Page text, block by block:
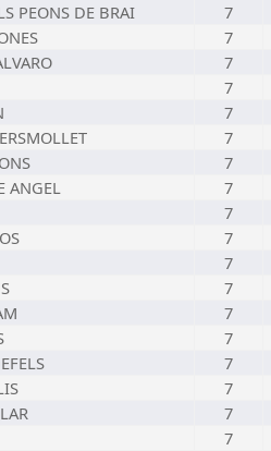
PEONS DE BRAI
7
7
7
7
7
7
7
ANGEL
7
7
7
7
7
7
7
7
7
7
7